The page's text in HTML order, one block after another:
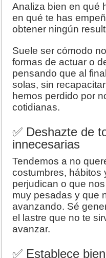
Analiza bien en qué
en qué te has
obtener ningún
Suele ser cómodo
formas de actuar o
pensando que al
solas, sin
hemos perdido por
cotidianas.
✅ Deshazte de
innecesarias
Tendemos a no
costumbres, hábitos
perjudican o que
muy pesadas y que
avanzando. Sé
el lastre que no te
avanzar.
✅ Establece